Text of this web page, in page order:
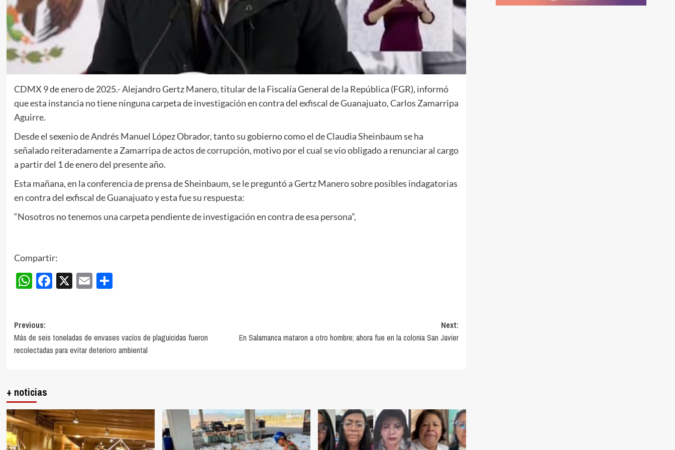
CDMX 9 de enero de 2025.- Alejandro Gertz Manero, titular de la Fiscalía General de la República (FGR), informó
que esta instancia no tiene ninguna carpeta de investigación en contra del exfiscal de Guanajuato, Carlos Zamarripa
Aguirre.
Desde el sexenio de Andrés Manuel López Obrador, tanto su gobierno como el de Claudia Sheinbaum se ha
señalado reiteradamente a Zamarripa de actos de corrupción, motivo por el cual se vio obligado a renunciar al cargo
a partir del 1 de enero del presente año.
Esta mañana, en la conferencia de prensa de Sheinbaum, se le preguntó a Gertz Manero sobre posibles indagatorias
en contra del exfiscal de Guanajuato y esta fue su respuesta:
“Nosotros no tenemos una carpeta pendiente de investigación en contra de esa persona”,
Compartir:
WhatsApp
Facebook
X EmailCompartir
Post
navigation
Previous:
Más de seis toneladas de envases vacíos de plaguicidas fueron
recolectadas para evitar deterioro ambiental
Next:
En Salamanca mataron a otro hombre; ahora fue en la colonia San Javier
+ noticias